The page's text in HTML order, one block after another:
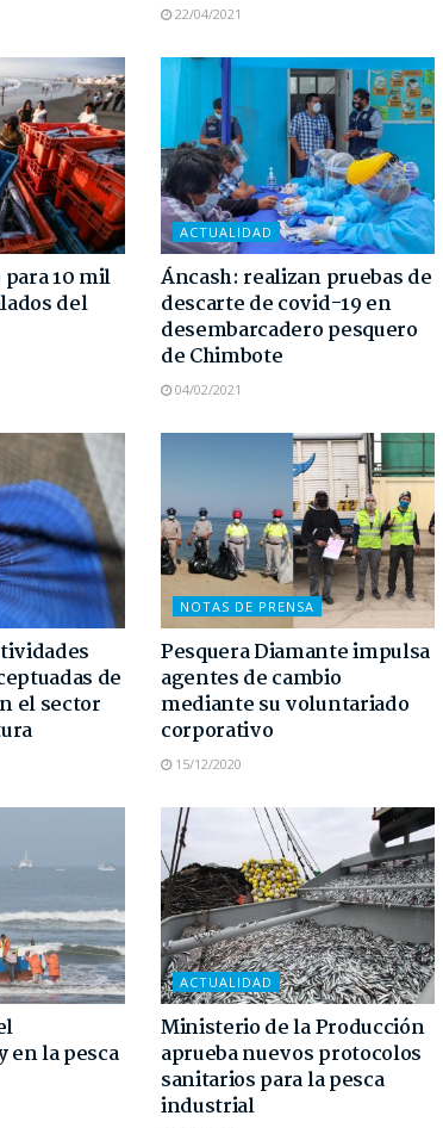
22/04/2021
10 mil
del
ACTUALIDAD
Áncash: realizan pruebas de
descarte de covid-19 en
desembarcadero pesquero
de Chimbote
04/02/2021
de
el sector
NOTAS DE PRENSA
Pesquera Diamante impulsa
agentes de cambio
mediante su voluntariado
corporativo
15/12/2020
en la pesca
ACTUALIDAD
Ministerio de la Producción
aprueba nuevos protocolos
sanitarios para la pesca
industrial